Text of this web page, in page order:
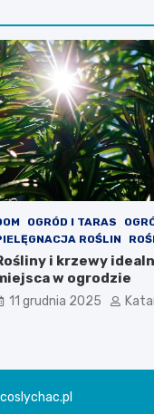
OGRÓD I TARAS
ROŚLIN
i krzewy
w ogrodzie
11 grudnia 2025
coslychac.pl